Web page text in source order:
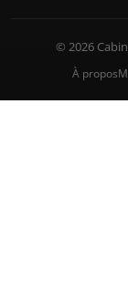
© 2026
À propos